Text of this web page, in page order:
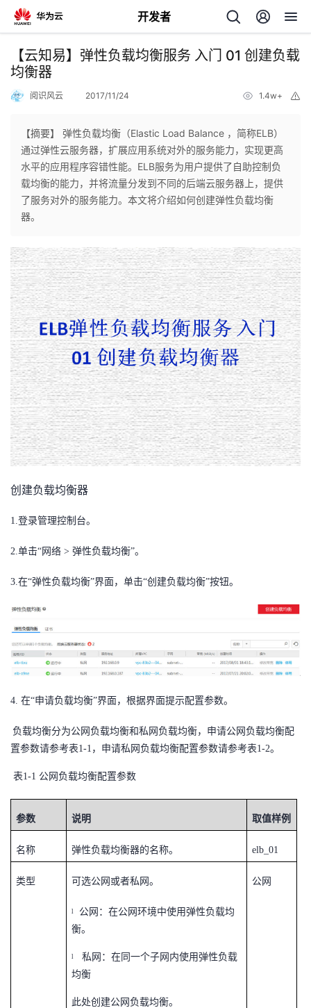
开发者
返
回
个
人
页
我
开
发
者
我
的
博
我
的
我
注
的
发
者
学
堂
课
的
我
我
Programs
我
的
支
持
我
【云知易】弹性负载均衡服务 入门 01 创建负载
均衡器
阅识风云 2017/11/24 1.4w+
【摘要】 ​弹性负载均衡（Elastic Load Balance ，简称ELB）
通过弹性云服务器，扩展应用系统对外的服务能力，实现更高
水平的应用程序容错性能。ELB服务为用户提供了自助控制负
载均衡的能力，并将流量分发到不同的后端云服务器上，提供
了服务对外的服务能力。本文将介绍如何创建弹性负载均衡
器。
创建负载均衡器
1. 登录管理控制台。
2. 单击“网络 > 弹性负载均衡”。
3. 在“弹性负载均衡”界面，单击“创建负载均衡”按钮。
4. 在“申请负载均衡”界面，根据界面提示配置参数。
负载均衡分为公网负载均衡和私网负载均衡，申请公网负载均衡配
置参数请参考表1 -1 ，申请私网负载均衡配置参数请参考表1 -2。
表1-1 公网负载均衡配置参数
参数 说明 取值样例
名称 弹性负载均衡器的名称。 elb_01
类型 可选公网或者私网。
l
公网：在公网环境中使用弹性负载均
衡。
l 私网 ：在同一个子网内使用弹性负载
均衡
此处创建公网负载均衡。
公网